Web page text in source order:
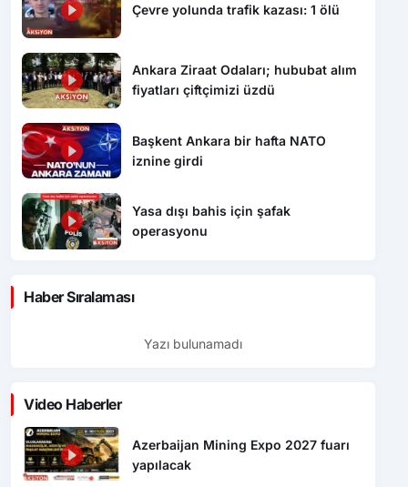
Çevre yolunda trafik kazası: 1 ölü
Ankara Ziraat Odaları; hububat alım
fiyatları çiftçimizi üzdü
Başkent Ankara bir hafta NATO
iznine girdi
Yasa dışı bahis için şafak
operasyonu
Haber Sıralaması
Yazı bulunamadı
Video Haberler
Azerbaijan Mining Expo 2027 fuarı
yapılacak